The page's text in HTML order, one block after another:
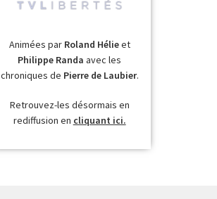
Animées par Roland Hélieet
Philippe Randa avec les
chroniques de Pierre de Laubier.
Retrouvez-les désormais en
rediffusion en cliquant ici.